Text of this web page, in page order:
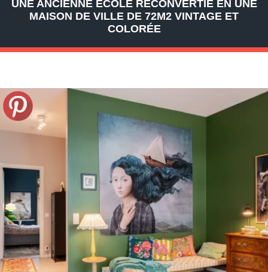
UNE ANCIENNE ÉCOLE RECONVERTIE EN UNE
MAISON DE VILLE DE 72M2 VINTAGE ET
COLORÉE